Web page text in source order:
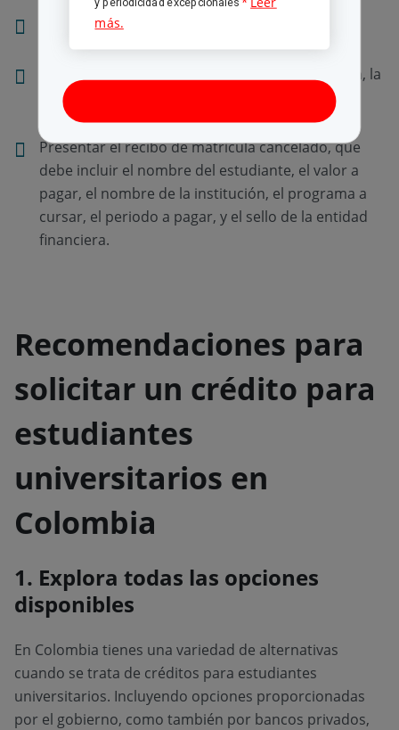
Descargar el formulario de solicitud de crédito.
Revisar la lista de documentos que se requieren, la
cual depende de la actividad laboral
Presentar el recibo de matrícula cancelado, que
debe incluir el nombre del estudiante, el valor a
pagar, el nombre de la institución, el programa a
cursar, el periodo a pagar, y el sello de la entidad
financiera.
Recomendaciones para
solicitar un crédito para
estudiantes
universitarios en
Colombia
1. Explora todas las opciones
disponibles
En Colombia tienes una variedad de alternativas
cuando se trata de créditos para estudiantes
universitarios. Incluyendo opciones proporcionadas
por el gobierno, como también por bancos privados,